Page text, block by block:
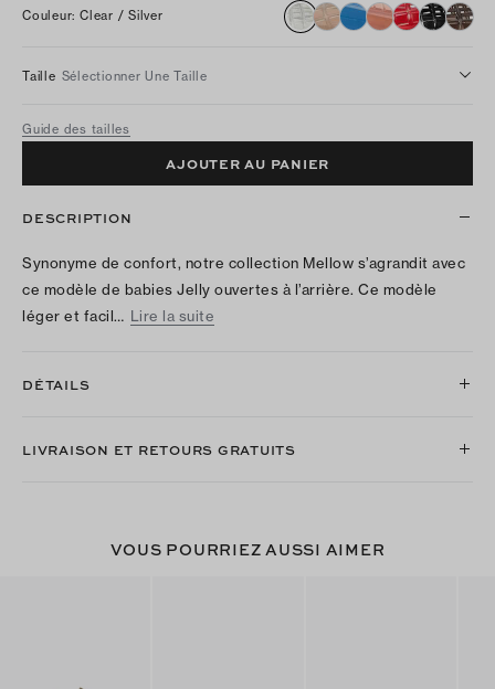
Couleur: Clear / Silver
Taille Sélectionner Une Taille
Guide des tailles
AJOUTER AU PANIER
DESCRIPTION
Synonyme de confort, notre collection Mellow s’agrandit avec
ce modèle de babies Jelly ouvertes à l’arrière. Ce modèle
léger et facil… Lire la suite
DÉTAILS
LIVRAISON ET RETOURS GRATUITS
VOUS POURRIEZ AUSSI AIMER